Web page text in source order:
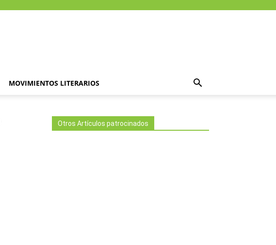
MOVIMIENTOS LITERARIOS
Otros Artículos patrocinados